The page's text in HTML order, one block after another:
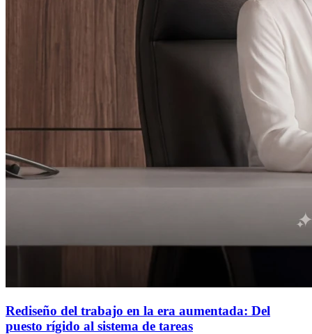
Rediseño del trabajo en la era aumentada: Del
puesto rígido al sistema de tareas